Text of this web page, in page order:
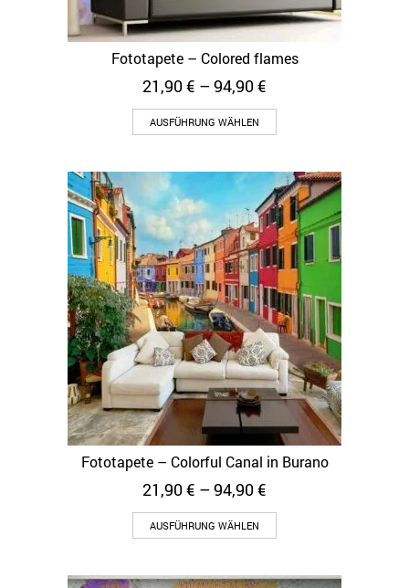
Fototapete – Colored flames
21,90€ –94,90€
AUSFÜHRUNG WÄHLEN
Fototapete – Colorful Canal in Burano
21,90€ –94,90€
AUSFÜHRUNG WÄHLEN